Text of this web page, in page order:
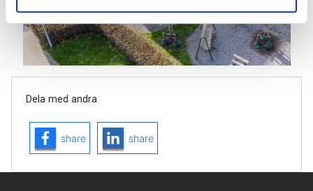
Dela med andra
share share